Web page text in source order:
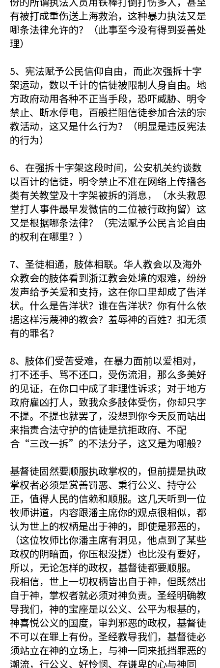
有被打成重伤送上海救治，这种暴力执法又是
哪条法律允许的？（此事至今没有得到妥善处
理）
5、宪法赋予公民信仰自由，而此次强拆十字
架运动，数以千计的信徒被限制人身自由。地
方政府动用各种不正当手段，恐吓威胁、明令
禁止、断水停电，百般拦阻信徒参加合法的宗
教活动，这又是什么行为？（明显是违反宪法
的行为）
6、在强拆十字架这段时间，公安机关约谈数
以百计的信徒，明令禁止不准在网络上传播各
类有关教堂及十字架被拆的消息，（水头救恩
堂打人事件最早发微信的二位被行政拘留）这
又是根据哪条法律？（宪法赋予公民言论自由
的权利在哪里？）
7、圣徒相通，肢体相联。华人教会以及海外
众教会的肢体看到浙江教会处境的艰难，纷纷
发声给予关爱和支持，这在你口里却成了告洋
状。什么是告洋状？谁在告洋状？你有什么依
据这样污蔑神的教会？羞辱神的百姓？扣无须
有的罪名？
8、肢体们受苦受难，在暴力面前以爱相对，
打不还手、骂不还口，受伤流泪，那么多美好
的见证，在你口中成了非理性诉求；对于地方
政府雇凶打人，致我众多肢体受伤，你却只字
不提。不提也就罢了，没想到你今天反而站出
来指责合法守护的信徒是抗拒政府、不配
合“三改一拆”的不法分子，这又是为哪般？
基督徒固然要顺服执政掌权的，但前提是执政
掌权者必须是赏善罚恶、秉行公义、持守公
正，值得人民的信赖和顺服。这几天听到一位
牧师讲道，内容跟潘主席你的观点很相似，都
认为世上的权柄是出于神的，即使是邪恶的，
（这位牧师比你潘主席有洞见，他点到了某些
政权的阴暗面，你压根没提）也比没有要好，
所以，无论怎样的政权，基督徒都要顺服。
我相信，世上一切权柄皆出自于神，但既然出
自于神，掌权者就必须对神负责。圣经明确教
导我们，神的宝座是以公义、公平为根基的，
神喜悦公义的国度，审判邪恶的政权，基督徒
不可以在罪上有份。圣经教导我们，基督徒必
须站立在神的立场上，与神一同来抵挡罪恶的
潮流，行公义、好怜悯、存谦卑的心与神同